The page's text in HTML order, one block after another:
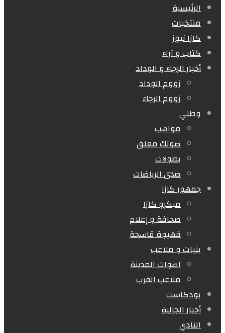
الرئيسية
منتخبات
كازا نيوز
كتاب و آراء
أخبار الرجاء و الوداد
زووم الوداد
زووم الرجاء
وطني
مواهب
صوتك معلق
بطولات
صدى الرياضات
جمهور كازا
ميكرو كازا
صحافة و إعلام
قهيوة قاسحة
بنيات و ملاعب
اصوات المدينة
ملاعب القرب
بودكاست
أخبار الجالية
النادي